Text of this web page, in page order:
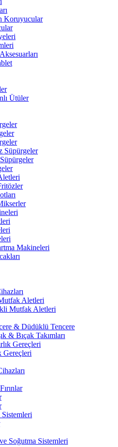
Koruyucular
Ütüler
Süpürgeler
Makineleri
Aletleri
Mutfak Aletleri
& Düdüklü Tencere
& Bıçak Takımları
Gereçleri
Gereçleri
Sistemleri
Soğutma Sistemleri